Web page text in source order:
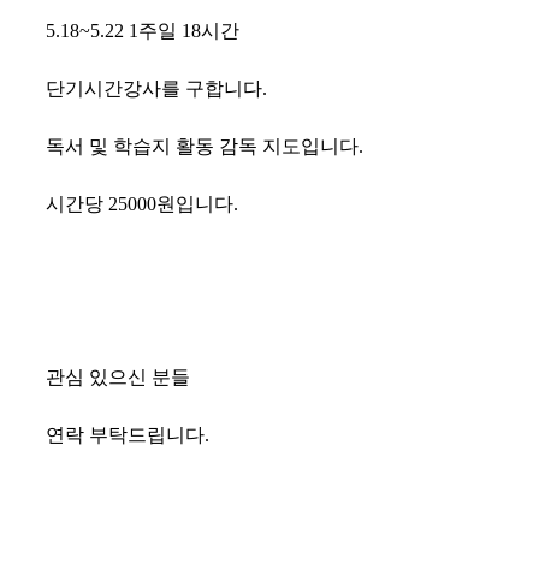
5.18~5.22 1주일 18시간
단기시간강사를 구합니다.
독서 및 학습지 활동 감독 지도입니다.
시간당 25000원입니다.
관심 있으신 분들
연락 부탁드립니다.